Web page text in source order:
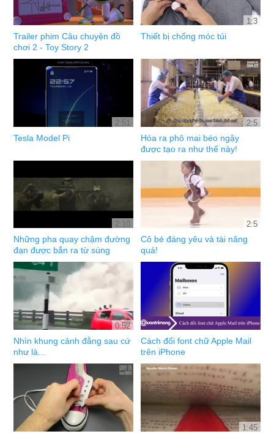
Trailer phim Câu chuyện đồ
chơi 2 - Toy Story 2
1:3
Thiết bị chống móc túi
2:51
Tesla Model Pi
2:5
Hóa ra phô mai béo ngậy
được tạo ra như thế này!
2:10
Những pha quay chậm đường
đạn được bắn ra từ súng
2:5
Cô bé đáng yêu và tài năng
quá!
0:52
Nhìn khung cảnh đằng sau cứ
như là...
Cách đổi font chữ Apple Mail
trên iPhone
1:45